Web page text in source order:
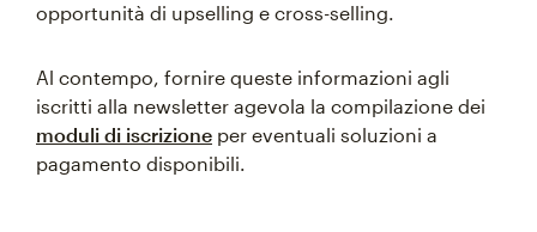
opportunità di upselling e cross-selling.
Al contempo, fornire queste informazioni agli
iscritti alla newsletter agevola la compilazione dei
moduli di iscrizione per eventuali soluzioni a
pagamento disponibili.